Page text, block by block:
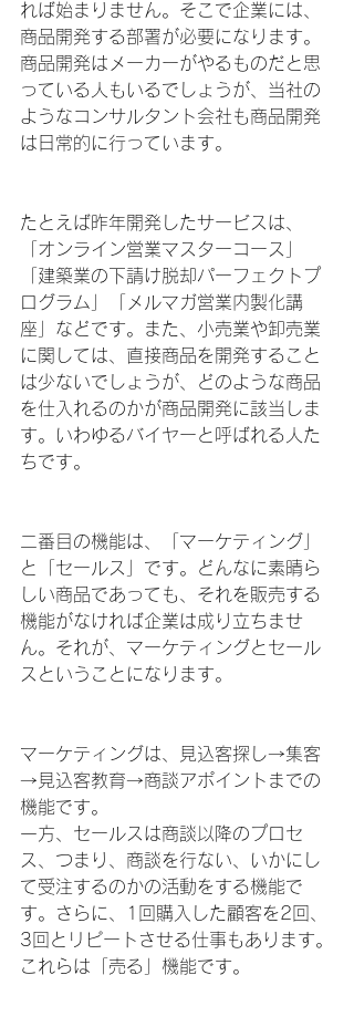
れば始まりません。そこで企業には、
商品開発する部署が必要になります。
商品開発はメーカーがやるものだと思
っている人もいるでしょうが、当社の
ようなコンサルタント会社も商品開発
は日常的に行っています。
たとえば昨年開発したサービスは、
「オンライン営業マスターコース」
「建築業の下請け脱却パーフェクトプ
ログラム」「メルマガ営業内製化講
座」などです。また、小売業や卸売業
に関しては、直接商品を開発すること
は少ないでしょうが、どのような商品
を仕入れるのかが商品開発に該当しま
す。いわゆるバイヤーと呼ばれる人た
ちです。
二番目の機能は、「マーケティング」
と「セールス」です。どんなに素晴ら
しい商品であっても、それを販売する
機能がなければ企業は成り立ちませ
ん。それが、マーケティングとセール
スということになります。
マーケティングは、見込客探し→集客
→見込客教育→商談アポイントまでの
機能です。
一方、セールスは商談以降のプロセ
ス、つまり、商談を行ない、いかにし
て受注するのかの活動をする機能で
す。さらに、1回購入した顧客を2回、
3回とリピートさせる仕事もあります。
これらは「売る」機能です。